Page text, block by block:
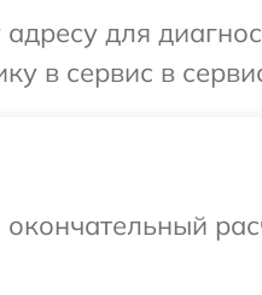
для
в сервис в